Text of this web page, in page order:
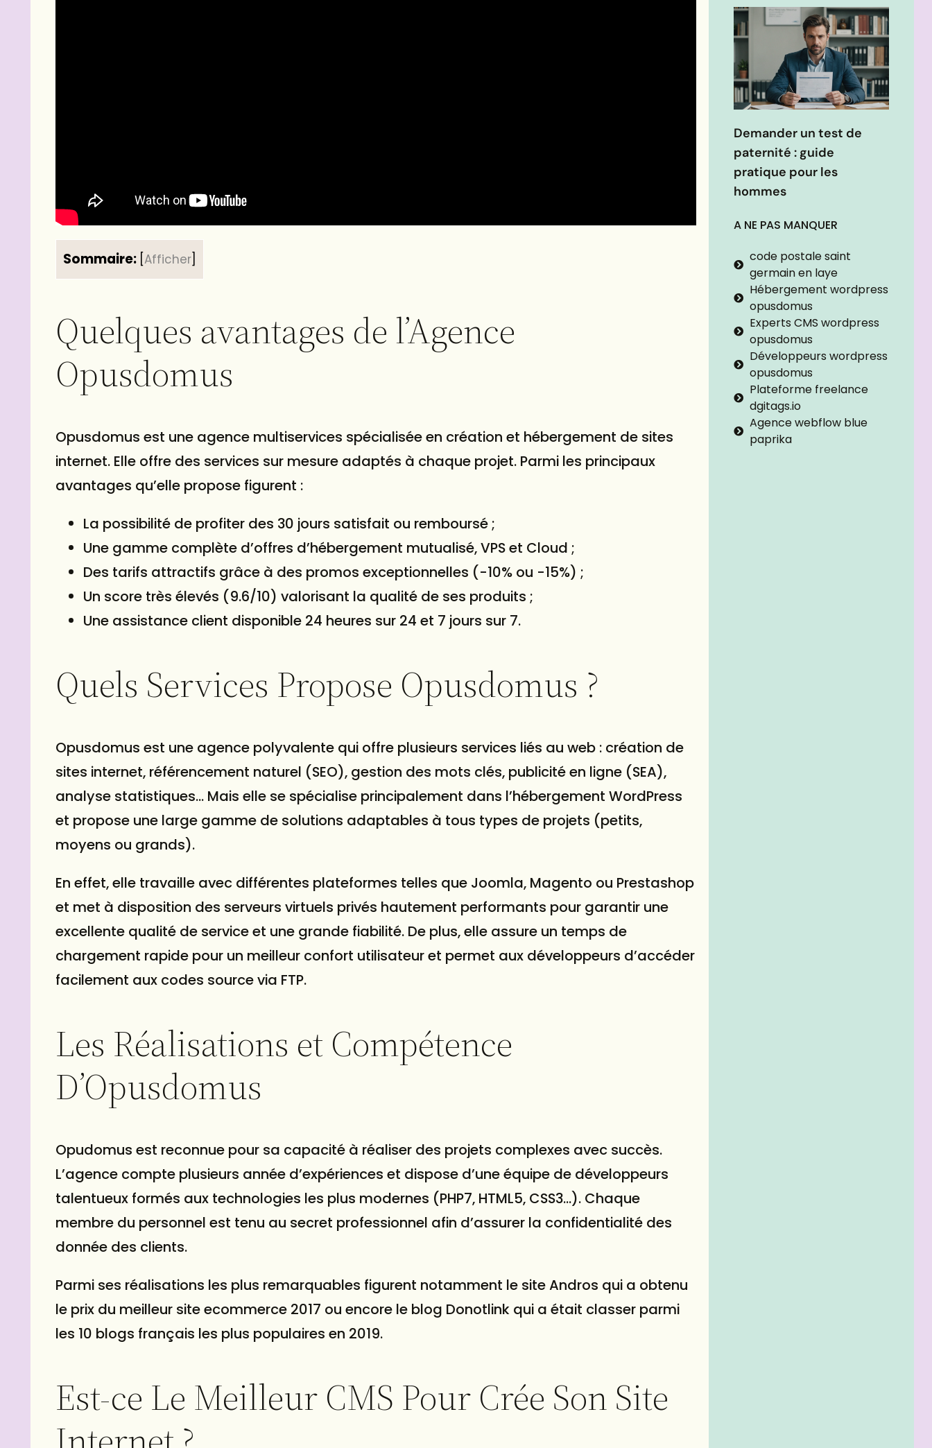
Sommaire: Afficher
Quelques avantages de l’Agence
Opusdomus
Opusdomus est une agence multiservices spécialisée en création et hébergement de sites
internet. Elle offre des services sur mesure adaptés à chaque projet. Parmi les principaux
avantages qu’elle propose figurent :
La possibilité de profiter des 30 jours satisfait ou remboursé ;
Une gamme complète d’offres d’hébergement mutualisé, VPS et Cloud ;
Des tarifs attractifs grâce à des promos exceptionnelles (-10% ou -15%) ;
Un score très élevés (9.6/10) valorisant la qualité de ses produits ;
Une assistance client disponible 24 heures sur 24 et 7 jours sur 7.
Quels Services Propose Opusdomus ?
Opusdomus est une agence polyvalente qui offre plusieurs services liés au web : création de
sites internet, référencement naturel (SEO), gestion des mots clés, publicité en ligne (SEA),
analyse statistiques… Mais elle se spécialise principalement dans l’hébergement WordPress
et propose une large gamme de solutions adaptables à tous types de projets (petits,
moyens ou grands).
En effet, elle travaille avec différentes plateformes telles que Joomla, Magento ou Prestashop
et met à disposition des serveurs virtuels privés hautement performants pour garantir une
excellente qualité de service et une grande fiabilité. De plus, elle assure un temps de
chargement rapide pour un meilleur confort utilisateur et permet aux développeurs d’accéder
facilement aux codes source via FTP.
Les Réalisations et Compétence
D’Opusdomus
Opudomus est reconnue pour sa capacité à réaliser des projets complexes avec succès.
L’agence compte plusieurs année d’expériences et dispose d’une équipe de développeurs
talentueux formés aux technologies les plus modernes (PHP7, HTML5, CSS3…). Chaque
membre du personnel est tenu au secret professionnel afin d’assurer la confidentialité des
donnée des clients.
Parmi ses réalisations les plus remarquables figurent notamment le site Andros qui a obtenu
le prix du meilleur site ecommerce 2017 ou encore le blog Donotlink qui a était classer parmi
les 10 blogs français les plus populaires en 2019.
Est-ce Le Meilleur CMS Pour Crée Son Site
Demander un test de
paternité : guide
pratique pour les
hommes
A NE PAS MANQUER
code postale saint
germain en laye
Hébergement wordpress
opusdomus
Experts CMS wordpress
opusdomus
Développeurs wordpress
opusdomus
Plateforme freelance
dgitags.io
Agence webflow blue
paprika